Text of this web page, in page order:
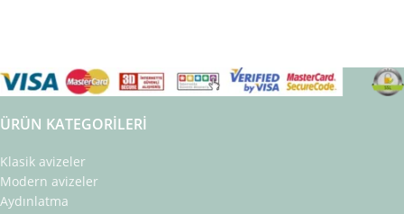
ÜRÜN KATEGORILERI
Klasik avizeler
Modern avizeler
Aydınlatma